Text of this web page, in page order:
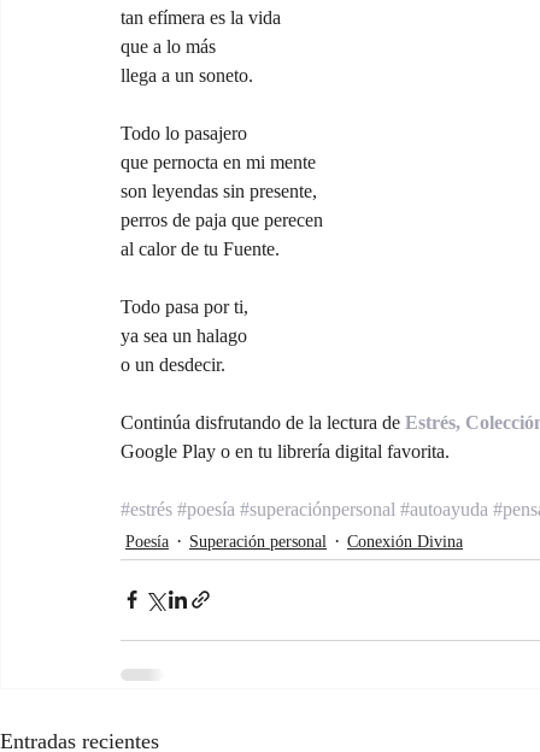
tan efímera es la vida
que a lo más
llega a un soneto.
Todo lo pasajero
que pernocta en mi mente
son leyendas sin presente,
perros de paja que perecen
al calor de tu Fuente.
Todo pasa por ti,
ya sea un halago
o un desdecir.
Continúa disfrutando de la lectura de Estrés,
Google Play o en tu librería digital favorita.
#estrés #poesía #superaciónpersonal #autoayuda
Poesía Superación personal Conexión Divina
Entradas recientes